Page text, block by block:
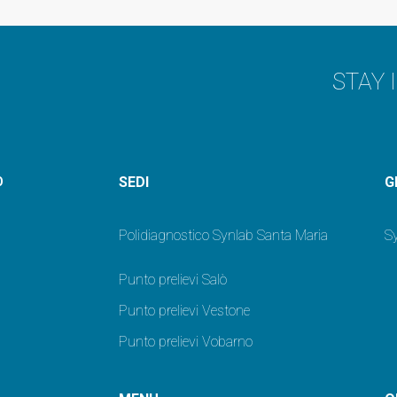
STAY
SEDI
Polidiagnostico Synlab Santa Maria
Punto prelievi Salò
Punto prelievi Vestone
Punto prelievi Vobarno